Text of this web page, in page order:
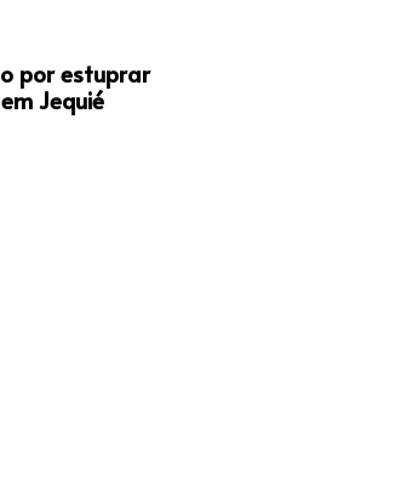
por estuprar
Jequié